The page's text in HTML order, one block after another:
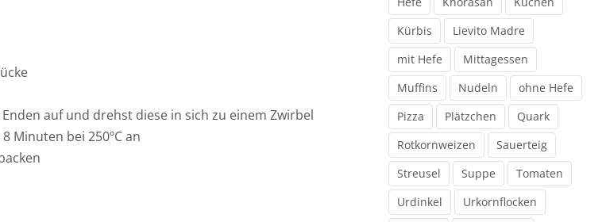
auf und drehst diese in sich zu einem Zwirbel
Minuten bei 250ºC an
Kürbis
Lievito Madre
mit Hefe
Mittagessen
Muffins
Nudeln
ohne Hefe
Pizza
Plätzchen
Quark
Rotkornweizen
Sauerteig
Streusel
Suppe
Tomaten
Urdinkel
Urkornflocken